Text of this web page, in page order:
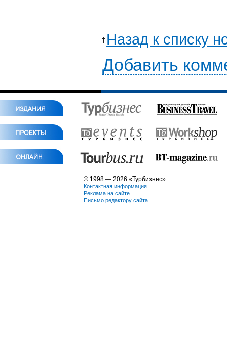
Назад к списку
Добавить
© 1998 — 2026 «Турбизнес»
Контактная информация
Реклама на сайте
Письмо редактору сайта